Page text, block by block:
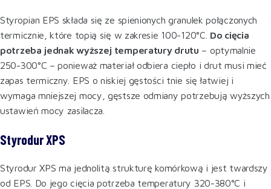
Styropian EPS składa się ze spienionych granulek połączonych
termicznie, które topią się w zakresie 100-120°C. Do cięcia
potrzeba jednak wyższej temperatury drutu – optymalnie
250-300°C – ponieważ materiał odbiera ciepło i drut musi mieć
zapas termiczny. EPS o niskiej gęstości tnie się łatwiej i
wymaga mniejszej mocy, gęstsze odmiany potrzebują wyższych
ustawień mocy zasilacza.
Styrodur XPS
Styrodur XPS ma jednolitą strukturę komórkową i jest twardszy
od EPS. Do jego cięcia potrzeba temperatury 320-380°C i